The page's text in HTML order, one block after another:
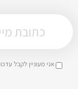
אני מעוניין לקבל